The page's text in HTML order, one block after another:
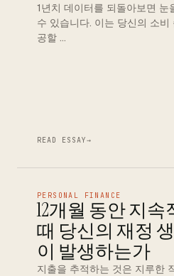
1년치 데이터를 되돌아보면 눈
수 있습니다. 이는 당신의 소
공할 …
READ ESSAY→
PERSONAL FINANCE
12개월 동안 지
때 당신의 재정
이 발생하는가
지출을 추적하는 것은 지루한